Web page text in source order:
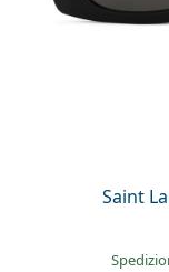
Saint